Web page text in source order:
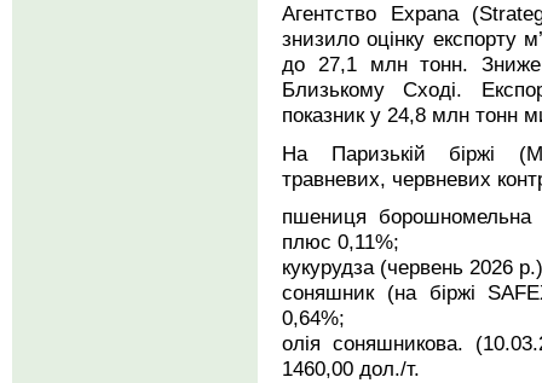
Агентство Expana
знизило оцінку експорту
до 27,1 млн тонн.
Близькому Сході.
показник у 24,8 млн тонн
На Паризькій біржі
травневих, червневих
пшениця
плюс 0,11%;
кукурудза (червень 2026
соняшник (на біржі
0,64%;
олія соняшникова.
1460,00 дол./т.